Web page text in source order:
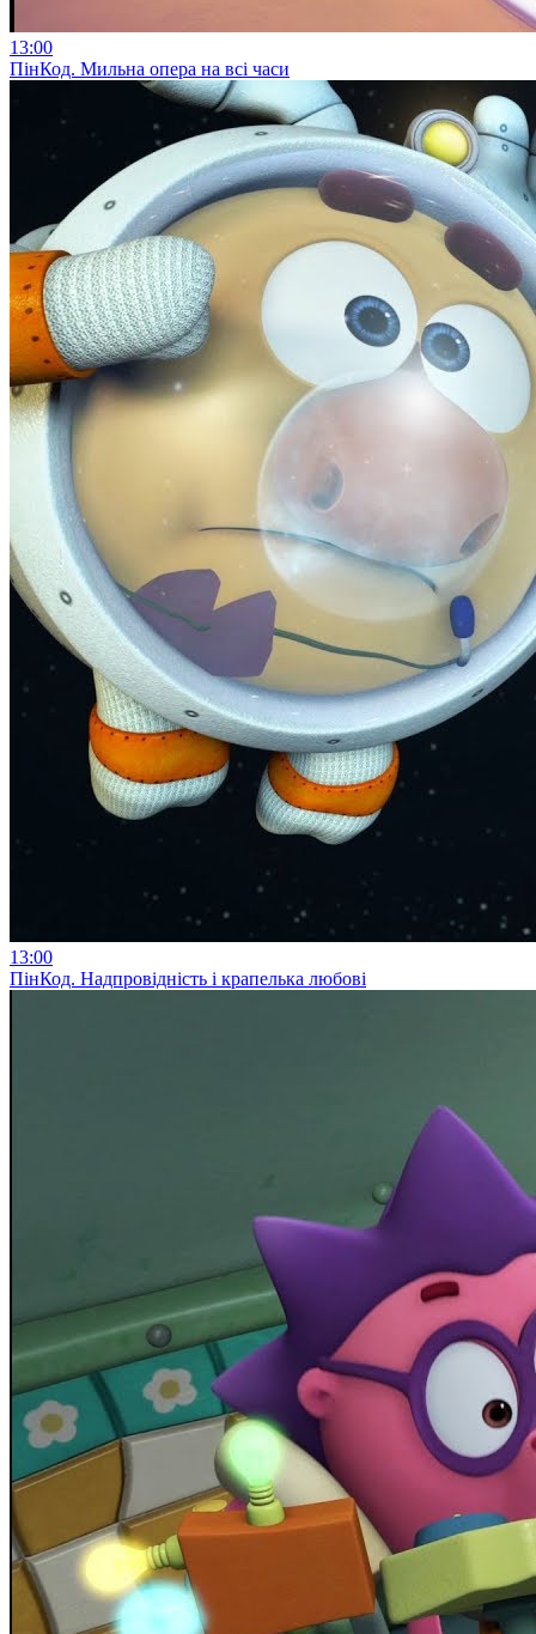
13:00
ПінКод. Мильна опера на всі часи
13:00
ПінКод. Надпровідність і крапелька любові